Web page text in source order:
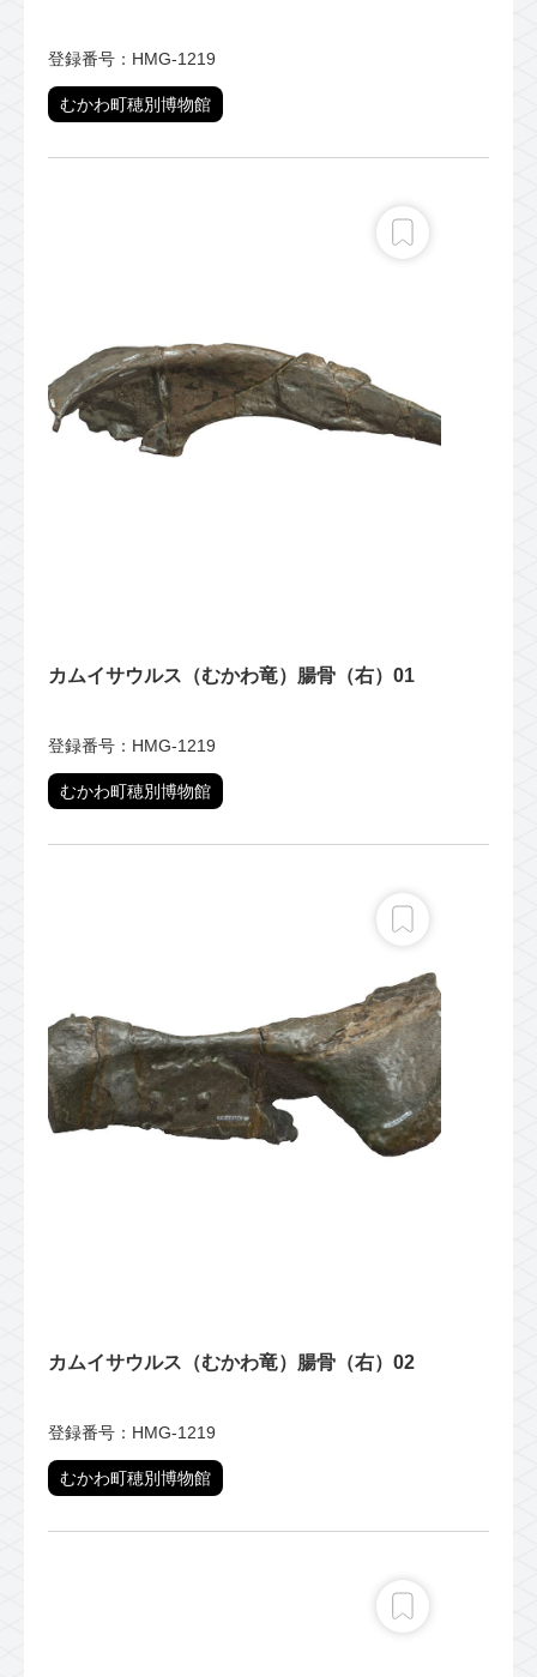
登録番号：HMG-1219
むかわ町穂別博物館
カムイサウルス（むかわ竜）腸骨（右）01
登録番号：HMG-1219
むかわ町穂別博物館
カムイサウルス（むかわ竜）腸骨（右）02
登録番号：HMG-1219
むかわ町穂別博物館